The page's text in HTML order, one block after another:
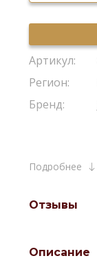
Артикул:
Регион:
Бренд:
Подробнее
Отзывы
Описание